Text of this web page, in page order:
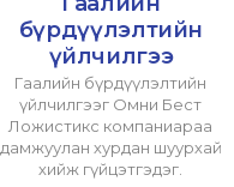
бүрдүүлэлтийн
үйлчилгээ
Гаалийн бүрдүүлэлтийн
үйлчилгээг Омни Бест
Ложистикс компаниараа
дамжуулан хурдан шуурхай
хийж гүйцэтгэдэг.